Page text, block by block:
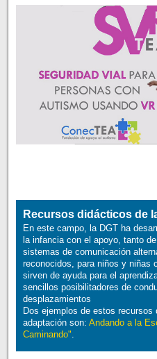
Recursos didácticos de
En este campo, la DGT ha
la infancia con el apoyo, tanto
sistemas de comunicación
reconocidos, para niños y niñas
sirven de ayuda para el
sencillos posibilitadores de
desplazamientos
Dos ejemplos de estos recursos
adaptación son: Andando a la
Caminando"